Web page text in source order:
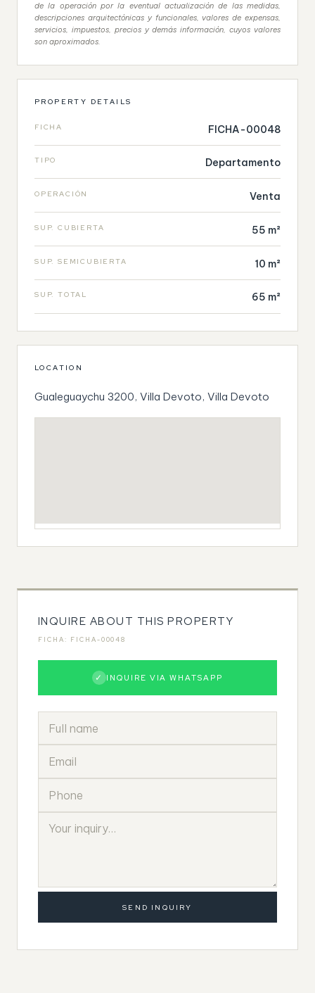
de la operación por la eventual actualización de las medidas,
descripciones arquitectónicas y funcionales, valores de expensas,
servicios, impuestos, precios y demás información, cuyos valores
son aproximados.
PROPERTY DETAILS
FICHA FICHA-00048
TIPO Departamento
OPERACIÓN Venta
SUP. CUBIERTA 55 m²
SUP. SEMICUBIERTA 10 m²
SUP. TOTAL 65 m²
LOCATION
Gualeguaychu 3200, Villa Devoto, Villa Devoto
INQUIRE ABOUT THIS PROPERTY
FICHA: FICHA-00048
✓ INQUIRE VIA WHATSAPP
SEND INQUIRY